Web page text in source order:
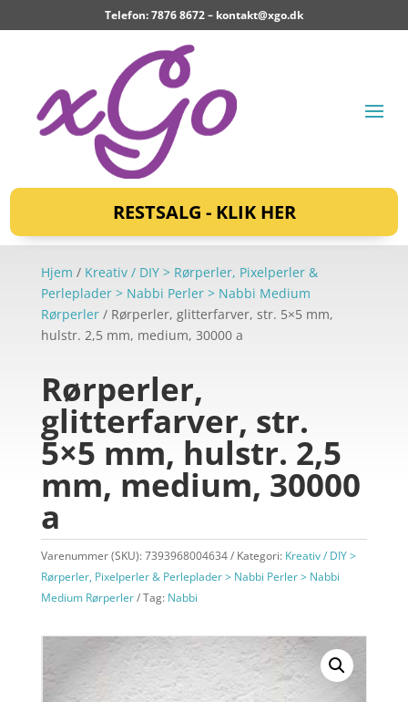
Telefon: 7876 8672 – kontakt@xgo.dk
RESTSALG - KLIK HER
Hjem / Kreativ / DIY > Rørperler, Pixelperler &
Perleplader > Nabbi Perler > Nabbi Medium
Rørperler/ Rørperler, glitterfarver, str. 5×5 mm,
hulstr. 2,5 mm, medium, 30000 a
Rørperler,
glitterfarver, str.
5×5 mm, hulstr. 2,5
mm, medium, 30000
a
Varenummer (SKU):7393968004634 Kategori: Kreativ / DIY >
Rørperler, Pixelperler & Perleplader > Nabbi Perler > Nabbi
Medium Rørperler
Tag: Nabbi